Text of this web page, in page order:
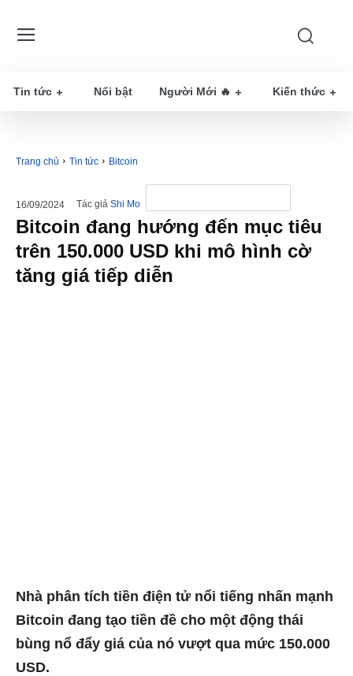
Tin tức Nổi bật Người Mới 🔥 Kiến thức
Trang chủ Tin tức Bitcoin
16/09/2024 Tác giả Shi Mo
Bitcoin đang hướng đến mục tiêu
trên 150.000 USD khi mô hình cờ
tăng giá tiếp diễn
Nhà phân tích tiền điện tử nổi tiếng nhấn mạnh
Bitcoin đang tạo tiền đề cho một động thái
bùng nổ đẩy giá của nó vượt qua mức 150.000
USD.